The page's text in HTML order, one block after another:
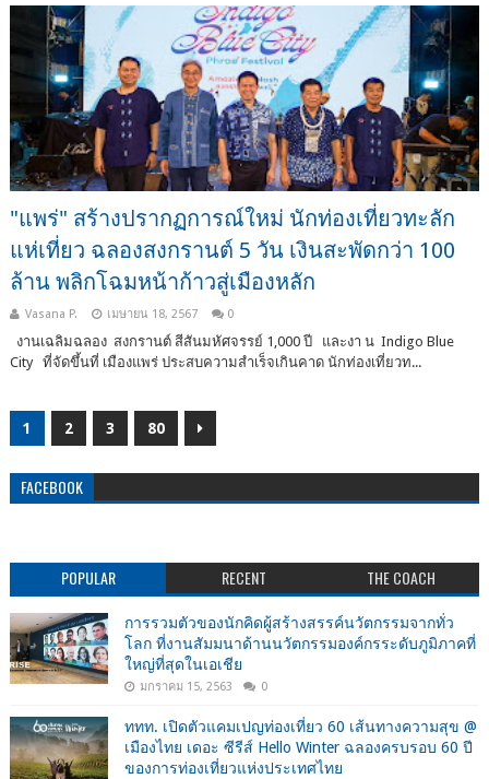
"แพร่" สร้างปรากฏการณ์ใหม่ นักท่องเที่ยวทะลัก
แห่เที่ยว ฉลองสงกรานต์ 5 วัน เงินสะพัดกว่า 100
ล้าน พลิกโฉมหน้าก้าวสู่เมืองหลัก
Vasana P. เมษายน 18, 2567 0
งานเฉลิมฉลอง สงกรานต์ สีสันมหัศจรรย์ 1,000 ปี และงา น Indigo Blue
City ที่จัดขึ้นที่ เมืองแพร่ ประสบความสำเร็จเกินคาด นักท่องเที่ยวท...
1 2 3 80
FACEBOOK
POPULAR RECENT THE COACH
การรวมตัวของนักคิดผู้สร้างสรรค์นวัตกรรมจากทั่ว
โลก ที่งานสัมมนาด้านนวัตกรรมองค์กรระดับภูมิภาคที่
ใหญ่ที่สุดในเอเชีย
มกราคม 15, 2563 0
ททท. เปิดตัวแคมเปญท่องเที่ยว 60 เส้นทางความสุข @
เมืองไทย เดอะ ซีรีส์ Hello Winter ฉลองครบรอบ 60 ปี
ของการท่องเที่ยวแห่งประเทศไทย